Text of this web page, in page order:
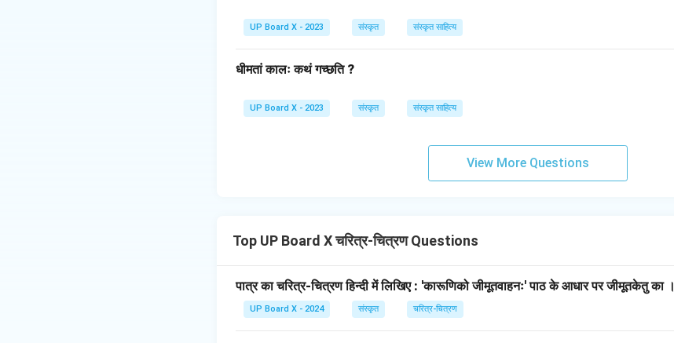
UP Board X - 2023 संस्कृत संस्कृत साहित्य
धीमतां कालः कथं गच्छति ?
UP Board X - 2023 संस्कृत संस्कृत साहित्य
View More Questions
Top UP Board X चरित्र-चित्रण Questions
पात्र का चरित्र-चित्रण हिन्दी में लिखिए : 'कारूणिको जीमूतवाहनः' पाठ के आधार पर जीमूतकेतु का ।
UP Board X - 2024 संस्कृत चरित्र-चित्रण